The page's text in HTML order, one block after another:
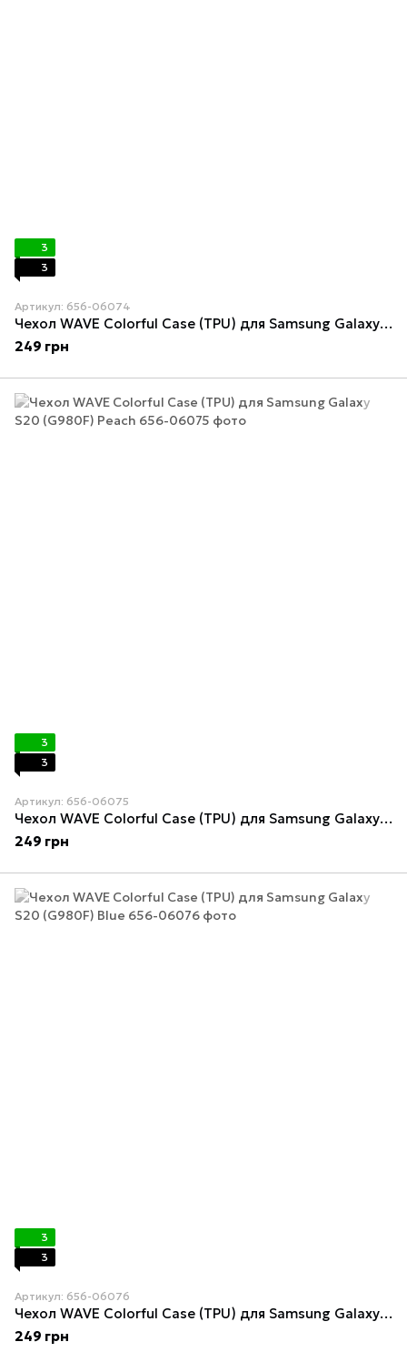
3
3
Артикул: 656-06074
Чехол WAVE Colorful Case (TPU) для Samsung Galaxy S20 (G980F) Pink sand
249 грн
3
3
Артикул: 656-06075
Чехол WAVE Colorful Case (TPU) для Samsung Galaxy S20 (G980F) Peach
249 грн
3
3
Артикул: 656-06076
Чехол WAVE Colorful Case (TPU) для Samsung Galaxy S20 (G980F) Blue
249 грн